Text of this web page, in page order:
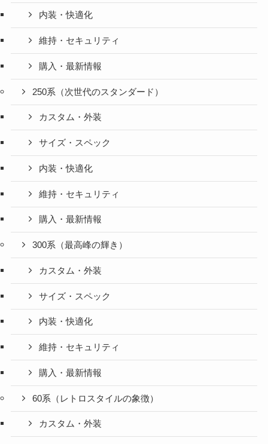
内装・快適化
維持・セキュリティ
購入・最新情報
250系（次世代のスタンダード）
カスタム・外装
サイズ・スペック
内装・快適化
維持・セキュリティ
購入・最新情報
300系（最高峰の輝き）
カスタム・外装
サイズ・スペック
内装・快適化
維持・セキュリティ
購入・最新情報
60系（レトロスタイルの象徴）
カスタム・外装